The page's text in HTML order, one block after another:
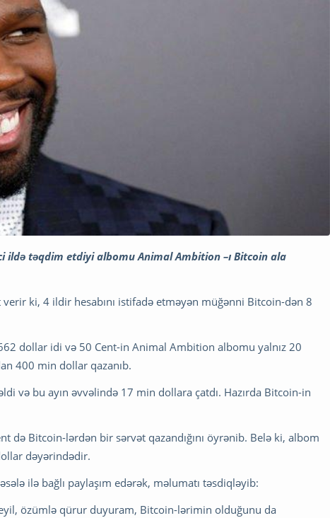
ildə təqdim etdiyi albomu Animal Ambition –ı Bitcoin ala
ki, 4 ildir hesabını istifadə etməyən müğənni Bitcoin-dən 8
dollar idi və 50 Cent-in Animal Ambition albomu yalnız 20
400 min dollar qazanıb.
və bu ayın əvvəlində 17 min dollara çatdı. Hazırda Bitcoin-in
də Bitcoin-lərdən bir sərvət qazandığını öyrənib. Belə ki, albom
dəyərindədir.
ilə bağlı paylaşım edərək, məlumatı təsdiqləyib:
özümlə qürur duyuram, Bitcoin-lərimin olduğunu da